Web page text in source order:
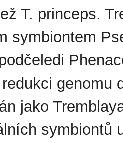
T. princeps.
symbiontem
genomu
jako
symbiontů